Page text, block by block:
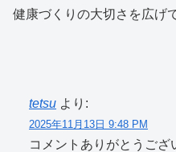
健康づくりの大切さを広げ
tetsu より:
2025年11月13日 9:48 PM
コメントありがとうござ